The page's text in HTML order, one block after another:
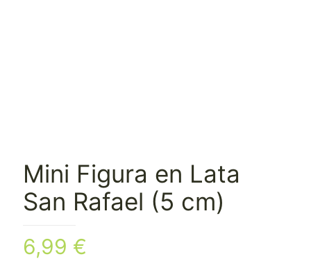
Mini Figura en Lata
San Rafael (5 cm)
6,99 €